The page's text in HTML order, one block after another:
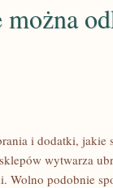
i dodatki, jakie
wytwarza
Wolno podobnie